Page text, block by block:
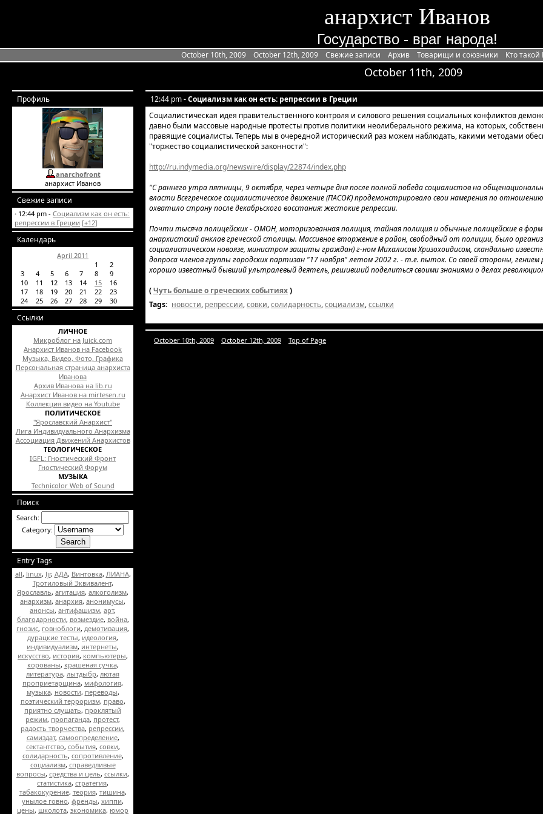
анархист Иванов
Государство - враг народа!
October 10th, 2009 October 12th, 2009 Свежие записи Архив Товарищи и союзники Кто
October 11th, 2009
Профиль
anarchofront
анархист Иванов
Свежие записи
· 12:44 pm - Социализм как он есть:
репрессии в Греции [+12]
Календарь
April 2011
1
2
3
4 5 6 7 8
9
10
11 12 13 14 15
16
17
18 19 20 21 22
23
24
25 26 27 28 29 30
Ссылки
ЛИЧНОЕ
Микроблог на Juick.com
Анархист Иванов на Facebook
Музыка, Видео, Фото, Графика
Персональная страница анархиста
Иванова
Архив Иванова на lib.ru
Анархист Иванов на mirtesen.ru
Коллекция видео на Youtube
ПОЛИТИЧЕСКОЕ
"Ярославский Анархист"
Лига Индивидуального Анархизма
Ассоциация Движений Анархистов
ТЕОЛОГИЧЕСКОЕ
IGFL: Гностический Фронт
Гностический Форум
МУЗЫКА
Technicolor Web of Sound
Поиск
Search:
Category:
Entry Tags
all, linux, ljr, АДА, Винтовка, ЛИАНА,
Тротиловый Эквивалент,
Ярославль, агитация, алкоголизм,
анархизм, анархия, анонимусы,
анонсы, антифашизм, арт,
благодарности, возмездие, война,
гнозис, говноблоги, демотивация,
дурацкие тесты, идеология,
индивидуализм, интернеты,
искусство, история, компьютеры,
корованы, крашеная сучка,
литература, лытдыбр, лютая
проприетарщина, мифология,
музыка, новости, переводы,
поэтический терроризм, право,
приятно слушать, проклятый
режим, пропаганда, протест,
радость творчества, репрессии,
самиздат, самоопределение,
сектантство, события, совки,
солидарность, сопротивление,
социализм, справедливые
вопросы, средства и цель, ссылки,
статистика, стратегия,
табакокурение, теория, тишина,
унылое говно, френды, хиппи,
цены, школота, экономика, юмор
12:44 pm- Социализм как он есть: репрессии в Греции
Социалистическая идея правительственного контроля и силового решения социальных конфликтов
давно были массовые народные протесты против политики неолиберального режима, на которых,
правящие социалисты. Теперь мы в очередной исторический раз можем наблюдать, какими методами
"торжество социалистической законности":
http://ru.indymedia.org/newswire/display/22874/index.php
"С раннего утра пятницы, 9 октября, через четыре дня после полной победа социалистов на
власти Всегреческое социалистическое движение (ПАСОК) продемонстрировало свои намерения по
охватило страну после декабрьского восстания: жестокие репрессии.
Почти тысяча полицейских - ОМОН, моторизованная полиция, тайная полиция и обычные полицейские в
анархистский анклав греческой столицы. Массивное вторжение в район, свободный от полиции, было
социалистическом новоязе, министром защиты граждан) г-ном Михалисом Хризохоидисом, скандально
допроса членов группы городских партизан "17 ноября" летом 2002 г. - т.е. пыток. Со своей стороны, гением
хорошо известный бывший ультралевый деятель, решивший поделиться своими знаниями о делах
(Чуть больше о греческих событиях)
Tags: новости, репрессии,совки,солидарность,социализм,ссылки
October 10th, 2009 October 12th, 2009 Top of Page